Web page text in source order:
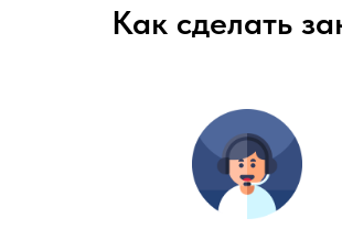
Как сделать